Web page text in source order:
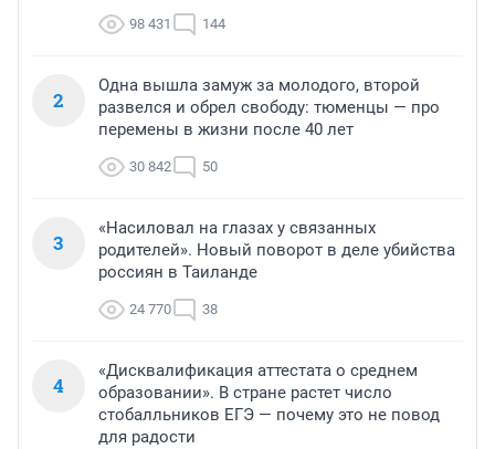
98 431 144
2
Одна вышла замуж за молодого, второй
развелся и обрел свободу: тюменцы — про
перемены в жизни после 40 лет
30 842 50
3
«Насиловал на глазах у связанных
родителей». Новый поворот в деле убийства
россиян в Таиланде
24 770 38
4
«Дисквалификация аттестата о среднем
образовании». В стране растет число
стобалльников ЕГЭ — почему это не повод
для радости